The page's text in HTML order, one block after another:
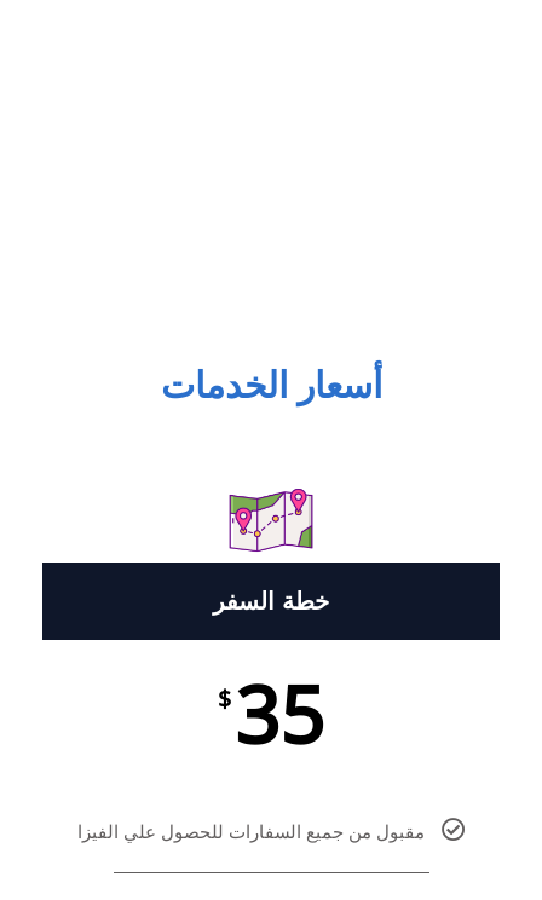
أسعار الخدمات
خطة السفر
35
$
مقبول من جميع السفارات للحصول علي الفيزا